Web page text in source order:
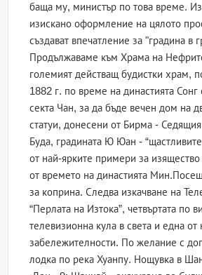
баща му, министър по това време.
изискано оформление на цялото
създават впечатление за "градина в
Продължаваме към Храма на
големият действащ будистки храм,
1882 г. по време на династията Сонг
секта Чан, за да бъде вечен дом на
статуи, донесени от Бирма -
Буда, градината Ю Юан -
от най-ярките примери за изящество
от времето на династията
за коприна. Следва изкачване на
“Перлата на Изтока”, четвъртата по
телевизионна кула в света и една от
забележителности. По желание с
лодка по река Хуанпу. Нощувка в